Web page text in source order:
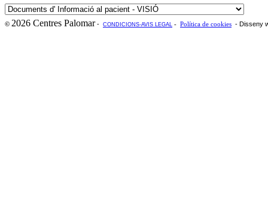
© 2026 Centres Palomar- CONDICIONS-AVIS LEGAL - Política de cookies - Disseny